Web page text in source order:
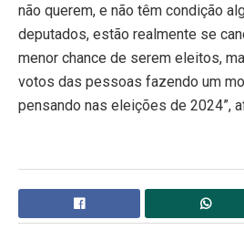
não querem, e não têm condição
deputados, estão realmente se
menor chance de serem eleitos,
votos das pessoas fazendo um
pensando nas eleições de 2024”,